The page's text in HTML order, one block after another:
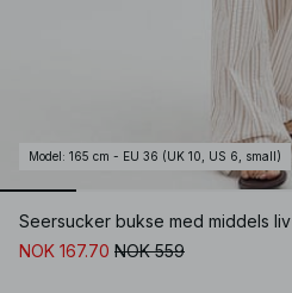
Model : 165 cm - EU 36 (UK 10, US 6, small)
Seersucker bukse med middels liv
NOK 167.70 NOK 559